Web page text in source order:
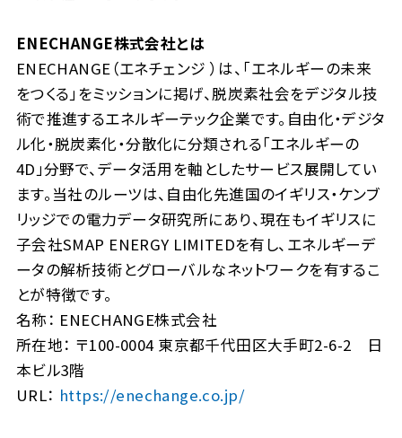
ENECHANGE株式会社とは
ENECHANGE（エネチェンジ ）は、「エネルギーの未来
をつくる」をミッションに掲げ、脱炭素社会をデジタル技
術で推進するエネルギーテック企業です。自由化・デジタ
ル化・脱炭素化・分散化に分類される「エネルギーの
4D」分野で、データ活用を軸としたサービス展開してい
ます。当社のルーツは、自由化先進国のイギリス・ケンブ
リッジでの電力データ研究所にあり、現在もイギリスに
子会社SMAP ENERGY LIMITEDを有し、エネルギーデ
ータの解析技術とグローバルなネットワークを有するこ
とが特徴です。
名称： ENECHANGE株式会社
所在地： 〒100-0004 東京都千代田区大手町2-6-2 日
本ビル3階
URL： https://enechange.co.jp/